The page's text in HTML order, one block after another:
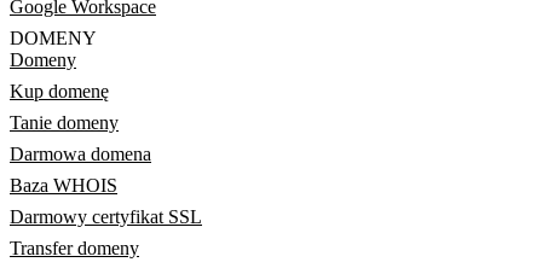
Google Workspace
DOMENY
Domeny
Kup domenę
Tanie domeny
Darmowa domena
Baza WHOIS
Darmowy certyfikat SSL
Transfer domeny